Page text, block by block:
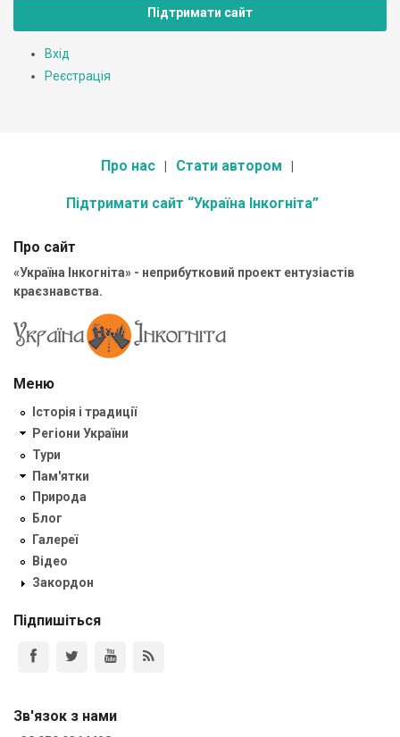
Підтримати сайт
Вхід
Реєстрація
Про нас Стати автором
Підтримати сайт “Україна Інкогніта”
Про сайт
«Україна Інкогніта» - неприбутковий проект ентузіастів
краєзнавства.
Меню
Історія і традиції
Регіони України
Тури
Пам'ятки
Природа
Блог
Галереї
Відео
Закордон
Підпишіться
Зв'язок з нами